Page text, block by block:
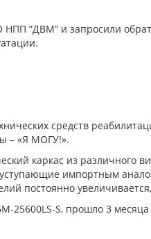
”ДВМ” и запросили
средств
– «Я МОГУ!».
каркас из различного
импортным
постоянно
25600LS-S, прошло 3